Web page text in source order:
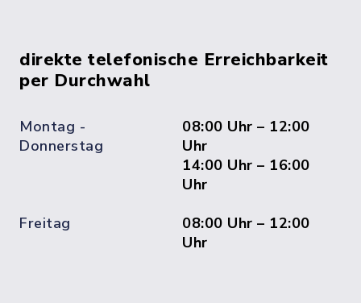
direkte telefonische Erreichbarkeit
per Durchwahl
Montag -
Donnerstag
08:00 Uhr – 12:00
Uhr
14:00 Uhr – 16:00
Uhr
Freitag
08:00 Uhr – 12:00
Uhr